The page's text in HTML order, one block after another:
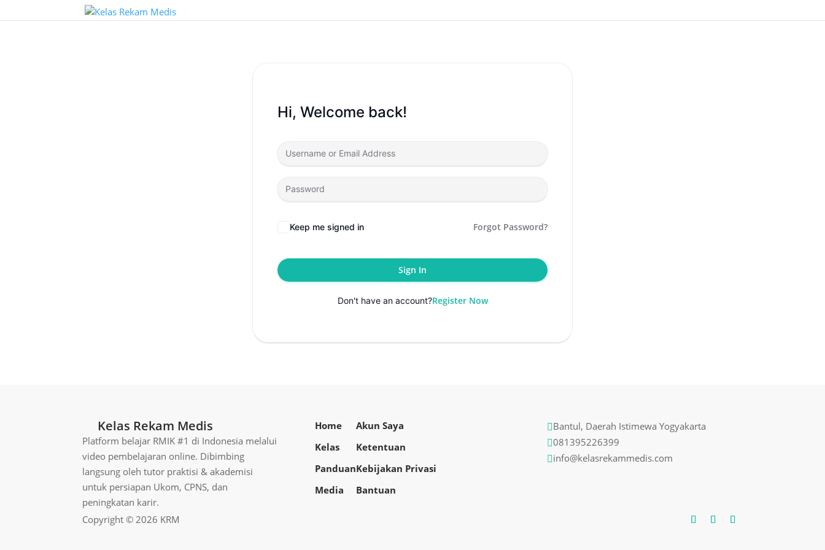
Hi, Welcome back!
Keep me signed in Forgot Password?
Sign In
Don't have an account?Register Now
Kelas Rekam Medis
Platform belajar RMIK #1 di Indonesia melalui
video pembelajaran online. Dibimbing
langsung oleh tutor praktisi & akademisi
untuk persiapan Ukom, CPNS, dan
peningkatan karir.
Home
Kelas
Panduan
Media
Akun Saya
Ketentuan
Kebijakan Privasi
Bantuan
Bantul, Daerah Istimewa Yogyakarta
081395226399
info@kelasrekammedis.com
Copyright © 2026 KRM